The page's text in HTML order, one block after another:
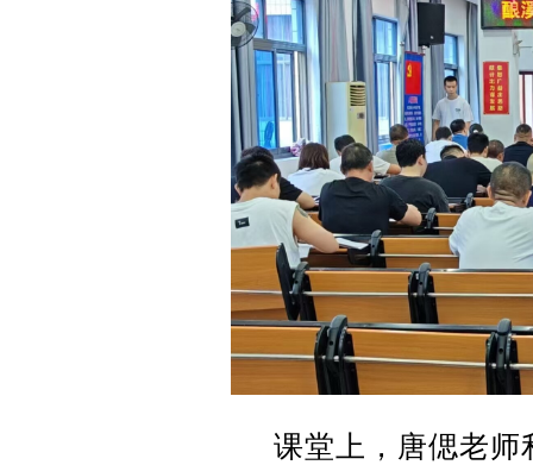
课堂上，唐偲老师